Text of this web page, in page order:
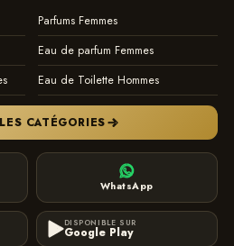
Parfums Femmes
Eau de parfum Femmes
Eau de Toilette Hommes
CATÉGORIES
WhatsApp
DISPONIBLE SUR
Google Play